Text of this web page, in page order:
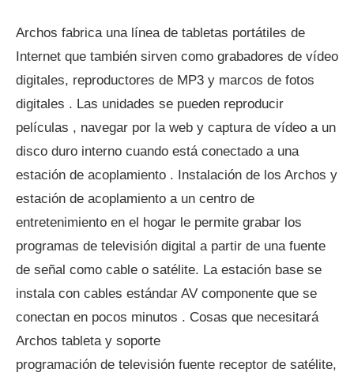
Archos fabrica una línea de tabletas portátiles de
Internet que también sirven como grabadores de vídeo
digitales, reproductores de MP3 y marcos de fotos
digitales . Las unidades se pueden reproducir
películas , navegar por la web y captura de vídeo a un
disco duro interno cuando está conectado a una
estación de acoplamiento . Instalación de los Archos y
estación de acoplamiento a un centro de
entretenimiento en el hogar le permite grabar los
programas de televisión digital a partir de una fuente
de señal como cable o satélite. La estación base se
instala con cables estándar AV componente que se
conectan en pocos minutos . Cosas que necesitará
Archos tableta y soporte
programación de televisión fuente receptor de satélite,